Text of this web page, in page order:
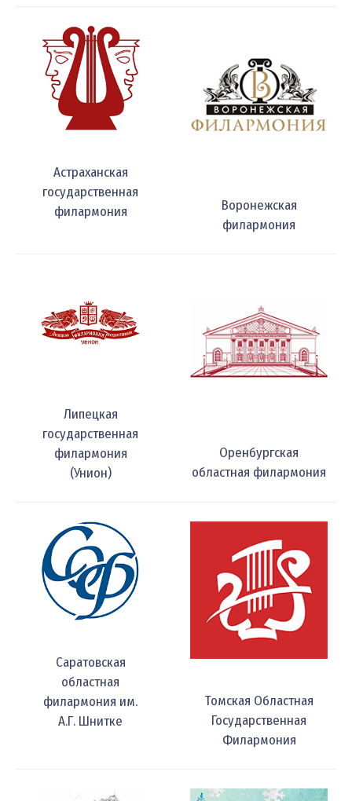
Астраханская
государственная
филармония
Воронежская
филармония
Липецкая
государственная
филармония
(Унион)
Оренбургская
областная филармония
Саратовская
областная
филармония им.
А.Г. Шнитке
Томская Областная
Государственная
Филармония